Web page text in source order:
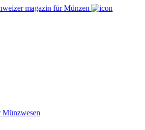
magazin für Münzen
Münzwesen